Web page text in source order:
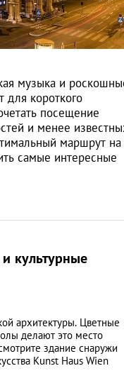
музыка и
для короткого
посещение
и менее
маршрут на
самые интересные
культурные
архитектуры. Цветные
делают это место
здание снаружи
Kunst Haus Wien